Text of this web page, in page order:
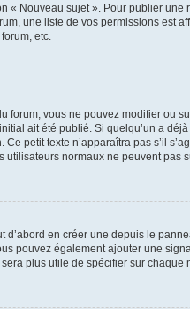
« Nouveau sujet ». Pour publier
une liste de vos permissions est
etc.
forum, vous ne pouvez modifier ou
ait été publié. Si quelqu’un a
petit texte n’apparaîtra pas s’il
normaux ne peuvent pas
en créer une depuis le
pouvez également ajouter une
plus utile de spécifier sur chaque